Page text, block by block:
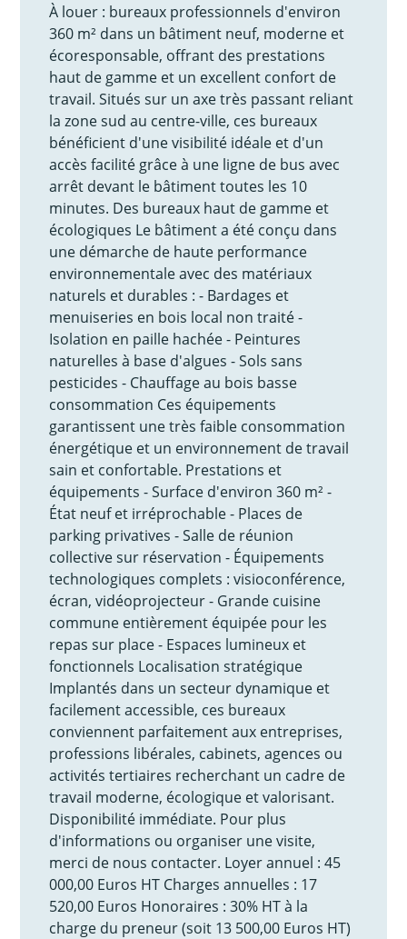
À louer : bureaux professionnels d'environ
360 m² dans un bâtiment neuf, moderne et
écoresponsable, offrant des prestations
haut de gamme et un excellent confort de
travail. Situés sur un axe très passant reliant
la zone sud au centre-ville, ces bureaux
bénéficient d'une visibilité idéale et d'un
accès facilité grâce à une ligne de bus avec
arrêt devant le bâtiment toutes les 10
minutes. Des bureaux haut de gamme et
écologiques Le bâtiment a été conçu dans
une démarche de haute performance
environnementale avec des matériaux
naturels et durables : - Bardages et
menuiseries en bois local non traité -
Isolation en paille hachée - Peintures
naturelles à base d'algues - Sols sans
pesticides - Chauffage au bois basse
consommation Ces équipements
garantissent une très faible consommation
énergétique et un environnement de travail
sain et confortable. Prestations et
équipements - Surface d'environ 360 m² -
État neuf et irréprochable - Places de
parking privatives - Salle de réunion
collective sur réservation - Équipements
technologiques complets : visioconférence,
écran, vidéoprojecteur - Grande cuisine
commune entièrement équipée pour les
repas sur place - Espaces lumineux et
fonctionnels Localisation stratégique
Implantés dans un secteur dynamique et
facilement accessible, ces bureaux
conviennent parfaitement aux entreprises,
professions libérales, cabinets, agences ou
activités tertiaires recherchant un cadre de
travail moderne, écologique et valorisant.
Disponibilité immédiate. Pour plus
d'informations ou organiser une visite,
merci de nous contacter. Loyer annuel : 45
000,00 Euros HT Charges annuelles : 17
520,00 Euros Honoraires : 30% HT à la
charge du preneur (soit 13 500,00 Euros HT)